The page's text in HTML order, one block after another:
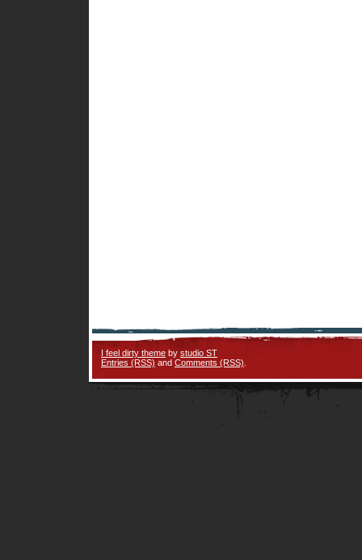
I feel dirty theme by studio ST
Entries (RSS) and Comments (RSS)